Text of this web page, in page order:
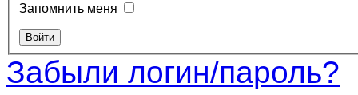
Запомнить меня
Забыли логин/пароль?